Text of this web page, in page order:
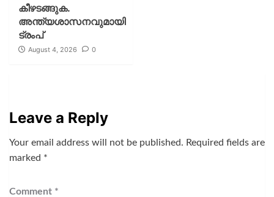
കീഴടങ്ങുക.
അന്ത്യശാസനവുമായി
ട്രംപ്
August 4, 2026 0
Leave a Reply
Your email address will not be published. Required fields are
marked *
Comment *